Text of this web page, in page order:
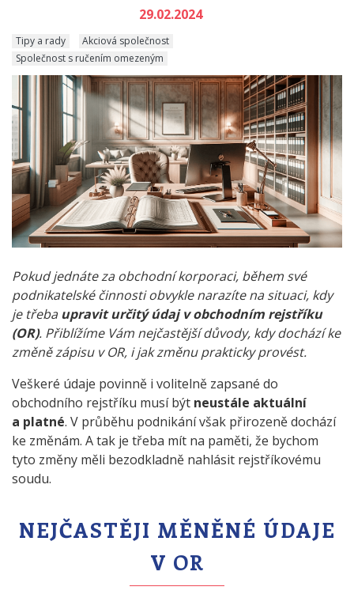
29.02.2024
Tipy a rady
Akciová společnost
Společnost s ručením omezeným
Pokud jednáte za obchodní korporaci, během své
podnikatelské činnosti obvykle narazíte na situaci, kdy
je třebaupravit určitý údaj v obchodním rejstříku
(OR). Přiblížíme Vám nejčastější důvody, kdy dochází ke
změně zápisu v OR, i jak změnu prakticky provést.
Veškeré údaje povinně i volitelně zapsané do
obchodního rejstříku musí být neustále aktuální
a platné. V průběhu podnikání však přirozeně dochází
ke změnám. A tak je třeba mít na paměti, že bychom
tyto změny měli bezodkladně nahlásit rejstříkovému
soudu.
NEJČASTĚJI MĚNĚNÉ ÚDAJE
V OR